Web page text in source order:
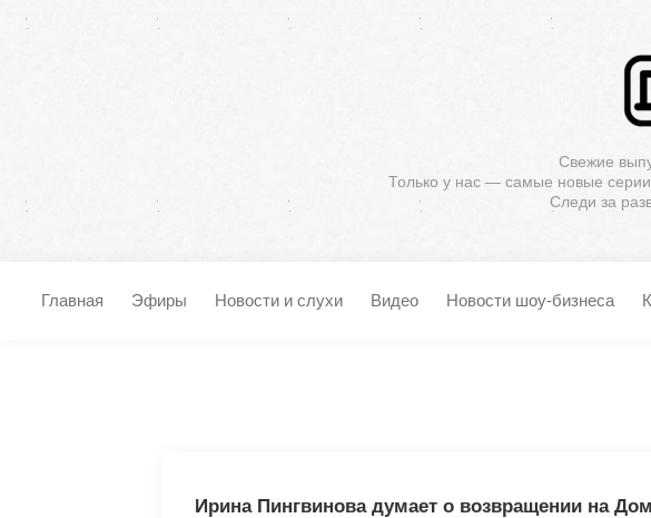
Свежие
Только у нас — самые новые
Следи за
Главная Эфиры Новости и слухи Видео Новости шоу-бизнеса
Ирина Пингвинова думает о возвращении на